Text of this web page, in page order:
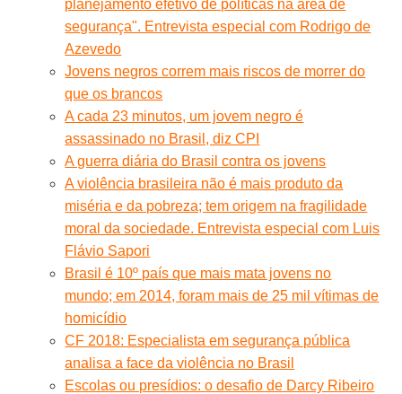
planejamento efetivo de políticas na área de
segurança". Entrevista especial com Rodrigo de
Azevedo
Jovens negros correm mais riscos de morrer do
que os brancos
A cada 23 minutos, um jovem negro é
assassinado no Brasil, diz CPI
A guerra diária do Brasil contra os jovens
A violência brasileira não é mais produto da
miséria e da pobreza; tem origem na fragilidade
moral da sociedade. Entrevista especial com Luis
Flávio Sapori
Brasil é 10º país que mais mata jovens no
mundo; em 2014, foram mais de 25 mil vítimas de
homicídio
CF 2018: Especialista em segurança pública
analisa a face da violência no Brasil
Escolas ou presídios: o desafio de Darcy Ribeiro